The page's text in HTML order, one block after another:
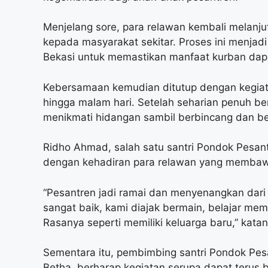
Menjelang sore, para relawan kembali
kepada masyarakat sekitar. Proses ini
Bekasi untuk memastikan manfaat kurban
Kebersamaan kemudian ditutup dengan
hingga malam hari. Setelah seharian penuh
menikmati hidangan sambil berbincang dan
Ridho Ahmad, salah satu santri Pondok
dengan kehadiran para relawan yang
“Pesantren jadi ramai dan menyenangkan
sangat baik, kami diajak bermain, belajar
Rasanya seperti memiliki keluarga baru,”
Sementara itu, pembimbing santri Pondok